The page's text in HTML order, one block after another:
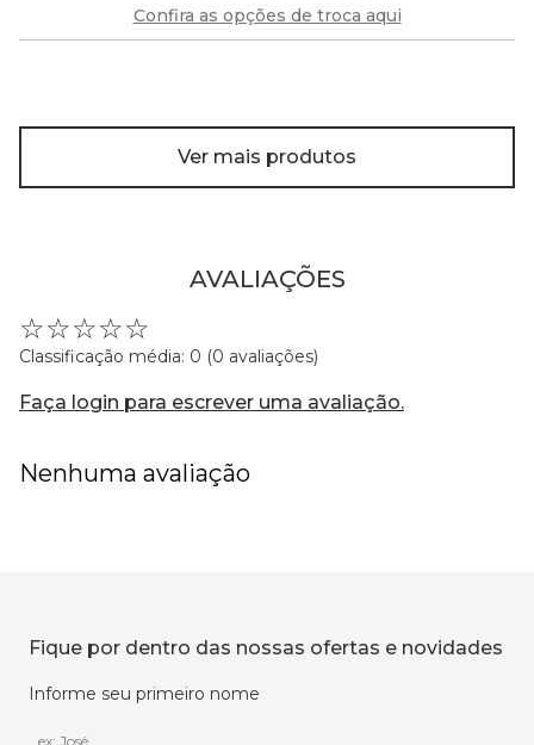
Confira as opções de troca aqui
Ver mais produtos
AVALIAÇÕES
☆☆☆☆☆
Classificação média: 0 (0 avaliações)
Faça login para escrever uma avaliação.
Nenhuma avaliação
Fique por dentro das nossas ofertas e novidades
Informe seu primeiro nome